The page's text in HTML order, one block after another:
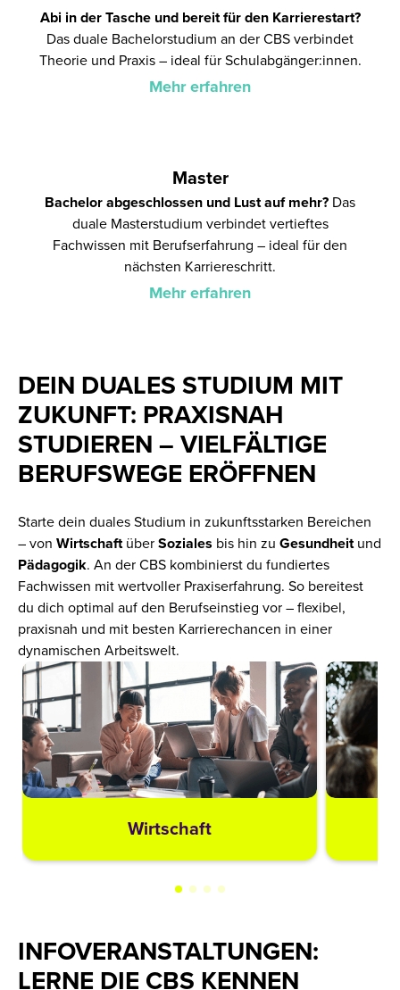
Abi in der Tasche und bereit für den Karrierestart?
Das duale Bachelorstudium an der CBS verbindet
Theorie und Praxis – ideal für Schulabgänger:innen.
Mehr erfahren
Master
Bachelor abgeschlossen und Lust auf mehr? Das
duale Masterstudium verbindet vertieftes
Fachwissen mit Berufserfahrung – ideal für den
nächsten Karriereschritt.
Mehr erfahren
DEIN DUALES STUDIUM MIT
ZUKUNFT: PRAXISNAH
STUDIEREN – VIELFÄLTIGE
BERUFSWEGE ERÖFFNEN
Starte dein duales Studium in zukunftsstarken Bereichen
– von Wirtschaftüber Soziales bis hin zu Gesundheitund
Pädagogik. An der CBS kombinierst du fundiertes
Fachwissen mit wertvoller Praxiserfahrung. So bereitest
du dich optimal auf den Berufseinstieg vor – flexibel,
praxisnah und mit besten Karrierechancen in einer
dynamischen Arbeitswelt.
Wirtschaft
INFOVERANSTALTUNGEN:
LERNE DIE CBS KENNEN